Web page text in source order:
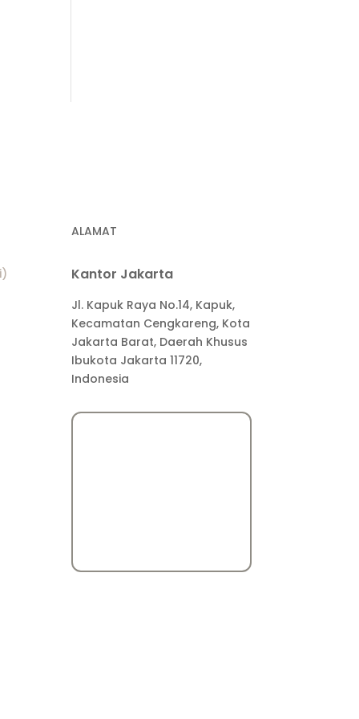
ALAMAT
Kantor Jakarta
Jl. Kapuk Raya No.14, Kapuk,
Kecamatan Cengkareng, Kota
Jakarta Barat, Daerah Khusus
Ibukota Jakarta 11720,
Indonesia